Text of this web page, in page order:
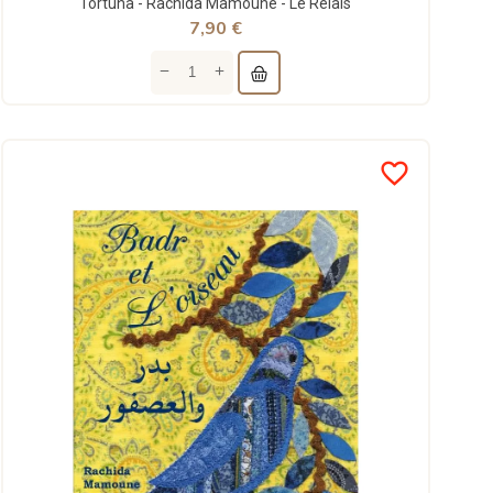
7,90 €
favorite_border